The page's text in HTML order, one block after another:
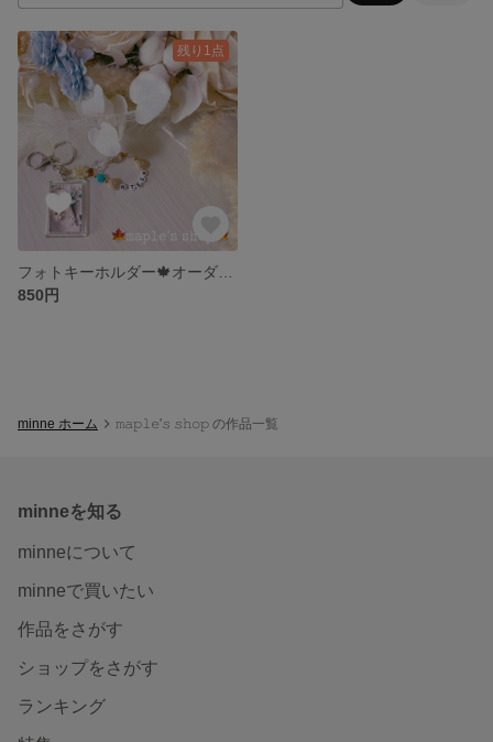
残り1点
850円
minne ホーム 𝚖𝚊𝚙𝚕𝚎'𝚜 𝚜𝚑𝚘𝚙 の作品一覧
minneを知る
minneについて
minneで買いたい
作品をさがす
ショップをさがす
ランキング